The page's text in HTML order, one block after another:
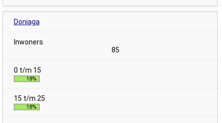
Doniaga
85
18%
18%